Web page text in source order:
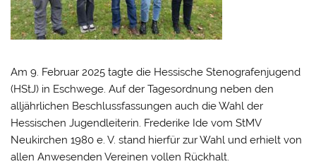
Am 9. Februar 2025 tagte die Hessische Stenografenjugend
(HStJ) in Eschwege. Auf der Tagesordnung neben den
alljährlichen Beschlussfassungen auch die Wahl der
Hessischen Jugendleiterin. Frederike Ide vom StMV
Neukirchen 1980 e. V. stand hierfür zur Wahl und erhielt von
allen Anwesenden Vereinen vollen Rückhalt.